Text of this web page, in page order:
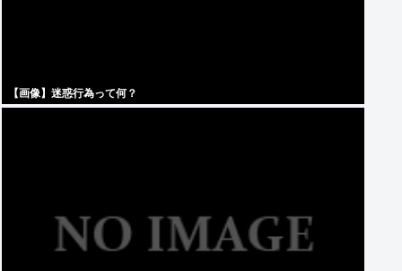
【画像】迷惑行為って何？